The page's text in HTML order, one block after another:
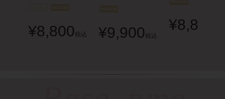
¥8,800税込 ¥9,900税込
¥8,800